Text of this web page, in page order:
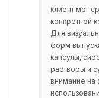
клиент мог
конкретной
Для
форм
капсулы,
растворы и
внимание на